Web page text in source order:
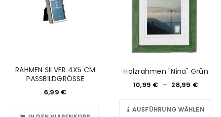
RAHMEN SILVER 4X5 CM
PASSBILDGRÖSSE
6,99 €
Holzrahmen "Nina" Grün
10,99 € – 28,99 €
AUSFÜHRUNG WÄHLEN